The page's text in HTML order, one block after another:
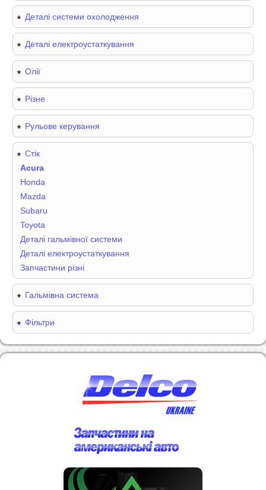
Деталі системи охолодження
Деталі електроустаткування
Олії
Різне
Рульове керування
Стік
Acura
Honda
Mazda
Subaru
Toyota
Деталі гальмівної системи
Деталі електроустаткування
Запчастини різні
Гальмівна система
Фільтри